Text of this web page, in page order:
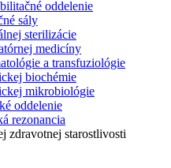
oddelenie
sály
sterilizácie
medicíny
a transfuziológie
biochémie
mikrobiológie
oddelenie
rezonancia
zdravotnej starostlivosti